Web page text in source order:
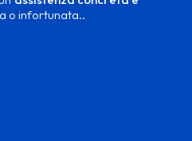
o infortunata..